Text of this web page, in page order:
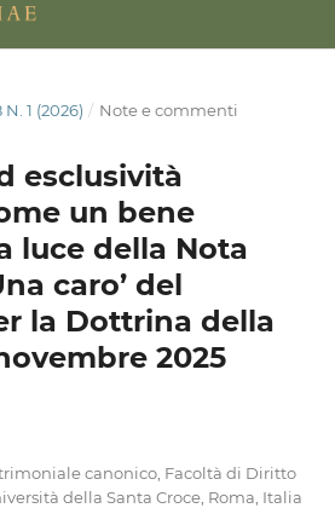
N. 1 (2026) / Note e commenti
esclusività
un bene
luce della Nota
caro’ del
la Dottrina della
2025
canonico, Facoltà di Diritto
della Santa Croce, Roma, Italia